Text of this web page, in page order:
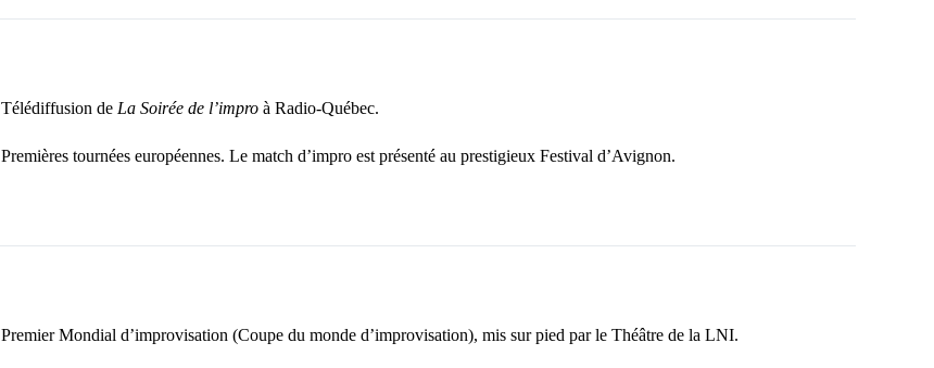
Télédiffusion de La Soirée de l’impro à Radio-Québec.
Premières tournées européennes. Le match d’impro est présenté au prestigieux Festival d’Avignon.
Premier Mondial d’improvisation (Coupe du monde d’improvisation), mis sur pied par le Théâtre de la LNI.